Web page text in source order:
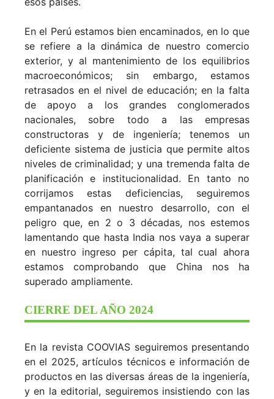
En el Perú estamos bien encaminados, en lo que
se refiere a la dinámica de nuestro comercio
exterior, y al mantenimiento de los equilibrios
macroeconómicos; sin embargo, estamos
retrasados en el nivel de educación; en la falta
de apoyo a los grandes conglomerados
nacionales, sobre todo a las empresas
constructoras y de ingeniería; tenemos un
deficiente sistema de justicia que permite altos
niveles de criminalidad; y una tremenda falta de
planificación e institucionalidad. En tanto no
corrijamos estas deficiencias, seguiremos
empantanados en nuestro desarrollo, con el
peligro que, en 2 o 3 décadas, nos estemos
lamentando que hasta India nos vaya a superar
en nuestro ingreso per cápita, tal cual ahora
estamos comprobando que China nos ha
superado ampliamente.
CIERRE DEL AÑO 2024
En la revista COOVIAS seguiremos presentando
en el 2025, artículos técnicos e información de
productos en las diversas áreas de la ingeniería,
y en la editorial, seguiremos insistiendo con las